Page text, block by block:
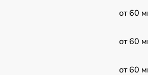
от 60
от 60
от 60